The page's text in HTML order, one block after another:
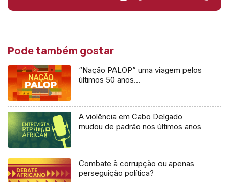
Pode também gostar
“Nação PALOP” uma viagem pelos
últimos 50 anos…
A violência em Cabo Delgado
mudou de padrão nos últimos anos
Combate à corrupção ou apenas
perseguição política?